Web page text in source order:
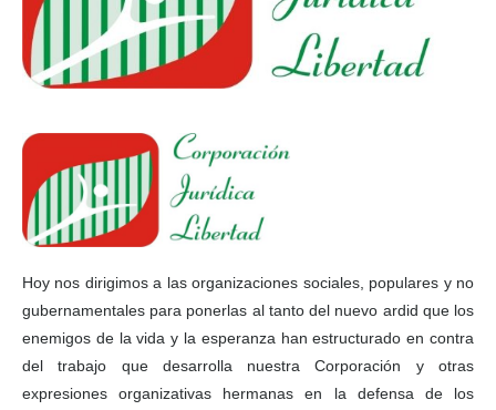
Hoy nos dirigimos a las organizaciones sociales, populares y no
gubernamentales para ponerlas al tanto del nuevo ardid que los
enemigos de la vida y la esperanza han estructurado en contra
del trabajo que desarrolla nuestra Corporación y otras
expresiones organizativas hermanas en la defensa de los